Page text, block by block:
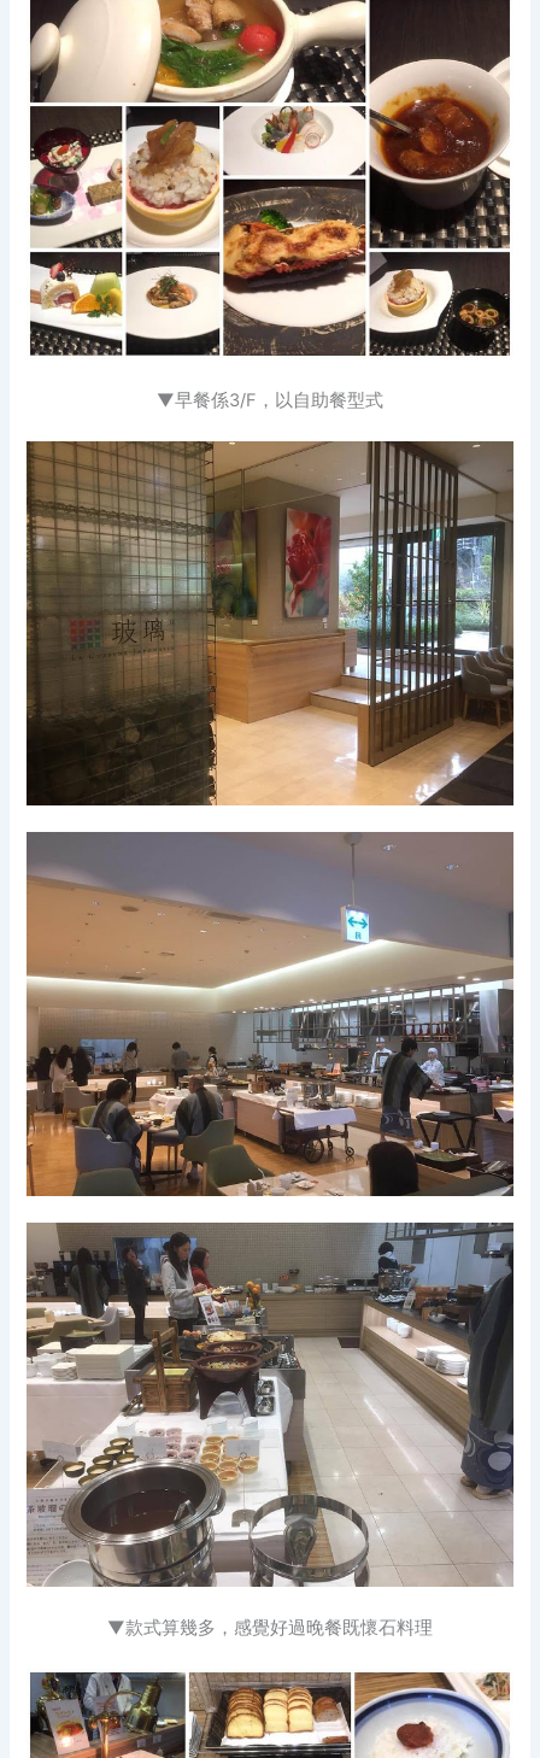
▼早餐係3/F，以自助餐型式
▼款式算幾多，感覺好過晚餐既懷石料理